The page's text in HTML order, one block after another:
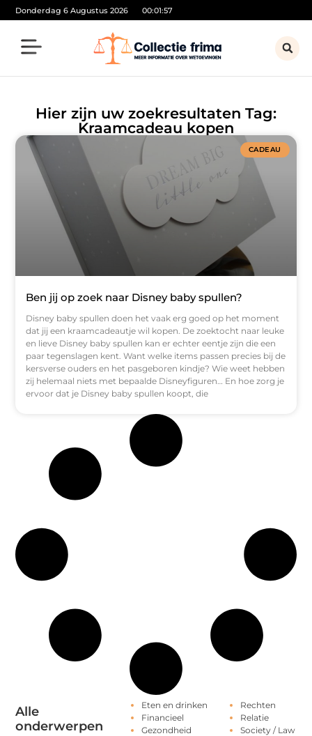
Donderdag 6 Augustus 2026 00:01:57
Hier zijn uw zoekresultaten Tag:
Kraamcadeau kopen
CADEAU
Ben jij op zoek naar Disney baby spullen?
Disney baby spullen doen het vaak erg goed op het moment
dat jij een kraamcadeautje wil kopen. De zoektocht naar leuke
en lieve Disney baby spullen kan er echter eentje zijn die een
paar tegenslagen kent. Want welke items passen precies bij de
kersverse ouders en het pasgeboren kindje? Wie weet hebben
zij helemaal niets met bepaalde Disneyfiguren… En hoe zorg je
ervoor dat je Disney baby spullen koopt, die
Alle
onderwerpen
Eten en drinken
Financieel
Gezondheid
Rechten
Relatie
Society / Law